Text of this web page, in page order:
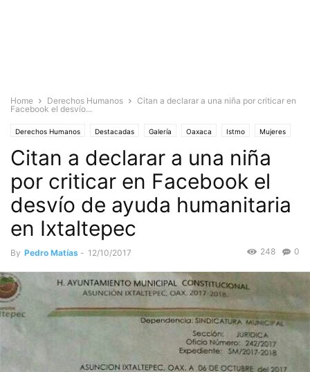
Home Derechos Humanos
Citan a declarar a una niña por criticar en
Facebook el desvío...
Derechos Humanos Destacadas Galería Oaxaca Istmo Mujeres
Mujeres otro Noticias
Citan a declarar a una niña
por criticar en Facebook el
desvío de ayuda humanitaria
en Ixtaltepec
By Pedro Matías - 12/10/2017 0
248